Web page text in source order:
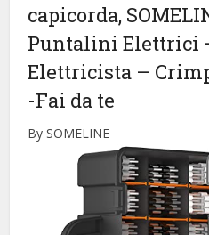
capicorda,
Puntalini Elettrici
Elettricista –
-Fai da te
By SOMELINE